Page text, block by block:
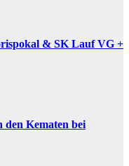
& SK Lauf VG +
Kematen bei